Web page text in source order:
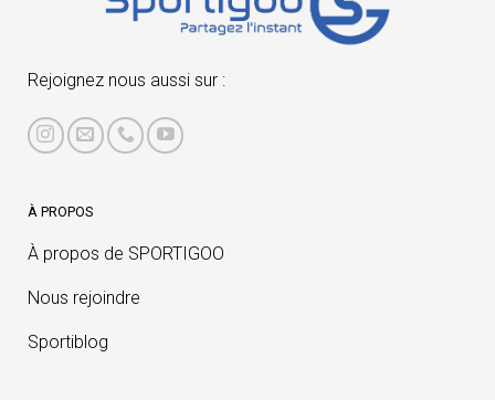
Rejoignez nous aussi sur :
À PROPOS
À propos de SPORTIGOO
Nous rejoindre
Sportiblog